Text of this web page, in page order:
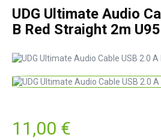
UDG Ultimate Audio
B Red Straight 2m
11,00 €